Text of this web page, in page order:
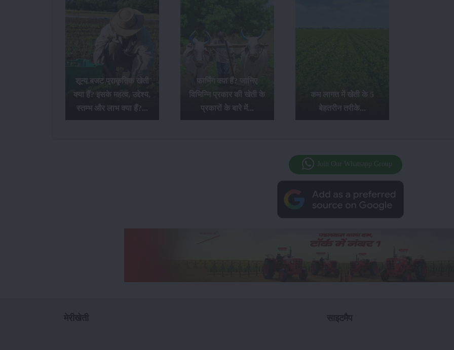
शून्य बजट प्राकृतिक खेती
क्या हैं? इसके महत्व, उद्देश्य,
स्तम्भ और लाभ क्या हैं?...
फार्मिंग क्या हैं? जानिए
विभिन्नि प्रकार की खेती के
प्रकारों के बारे में...
कम लागत में खेती के 5
बेहतरीन तरीके...
Join Our Whatsapp Group